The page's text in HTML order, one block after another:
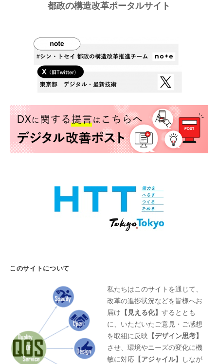
都政の構造改革ポータルサイト
このサイトについて
私たちはこのサイトを通じて、
改革の進捗状況などを皆様へお
届け 【見える化】するととも
に、いただいたご意見・ご感想
を取組に反映 【デザイン思考】
させ、環境やニーズの変化に機
敏に対応 【アジャイル】
しなが